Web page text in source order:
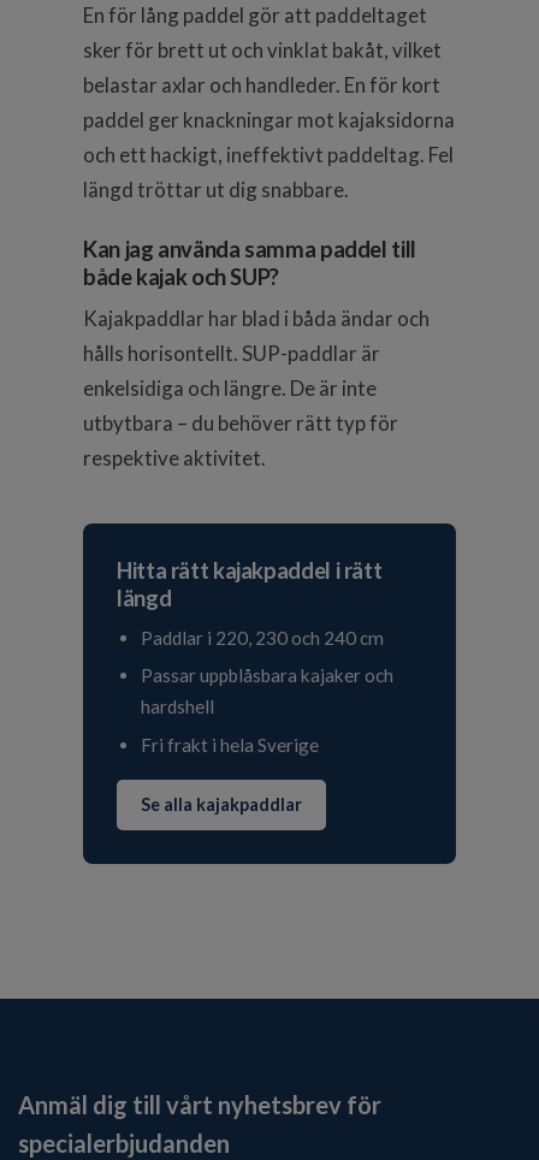
En för lång paddel gör att paddeltaget
sker för brett ut och vinklat bakåt, vilket
belastar axlar och handleder. En för kort
paddel ger knackningar mot kajaksidorna
och ett hackigt, ineffektivt paddeltag. Fel
längd tröttar ut dig snabbare.
Kan jag använda samma paddel till
både kajak och SUP?
Kajakpaddlar har blad i båda ändar och
hålls horisontellt. SUP-paddlar är
enkelsidiga och längre. De är inte
utbytbara – du behöver rätt typ för
respektive aktivitet.
Hitta rätt kajakpaddel i rätt
längd
Paddlar i 220, 230 och 240 cm
Passar uppblåsbara kajaker och
hardshell
Fri frakt i hela Sverige
Se alla kajakpaddlar
Anmäl dig till vårt nyhetsbrev för
specialerbjudanden